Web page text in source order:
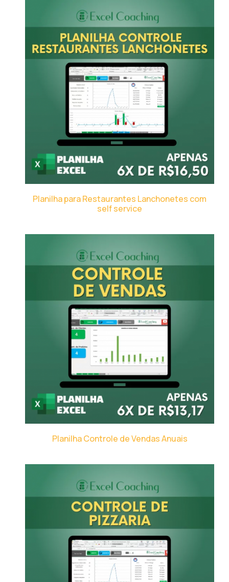
Planilha para Restaurantes Lanchonetes com
self service
Planilha Controle de Vendas Anuais